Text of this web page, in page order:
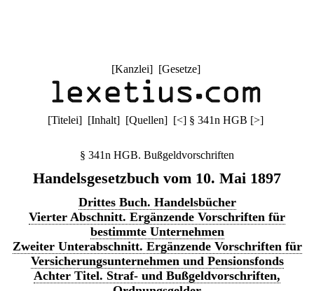
[Kanzlei] [Gesetze]
[Titelei] [Inhalt] [Quellen] [<] § 341n HGB [>]
§ 341n HGB. Bußgeldvorschriften
Handelsgesetzbuch vom 10. Mai 1897
Drittes Buch. Handelsbücher
Vierter Abschnitt. Ergänzende Vorschriften für
bestimmte Unternehmen
Zweiter Unterabschnitt. Ergänzende Vorschriften für
Versicherungsunternehmen und Pensionsfonds
Achter Titel. Straf- und Bußgeldvorschriften,